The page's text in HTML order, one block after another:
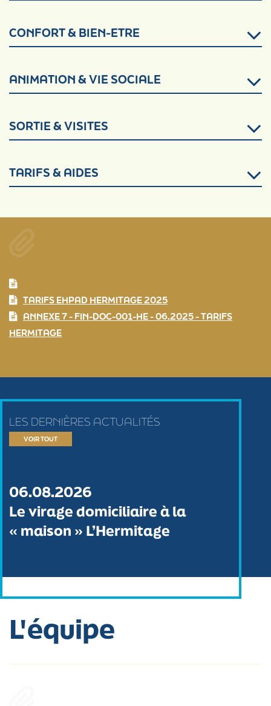
CONFORT & BIEN-ETRE
ANIMATION & VIE SOCIALE
SORTIE & VISITES
TARIFS & AIDES
TARIFS EHPAD HERMITAGE 2025
ANNEXE 7 - FIN-DOC-001-HE - 06.2025 - TARIFS
HERMITAGE
LES DERNIÈRES ACTUALITÉS
VOIR TOUT
06.08.2026
Le virage domiciliaire à la
« maison » L’Hermitage
L'équipe